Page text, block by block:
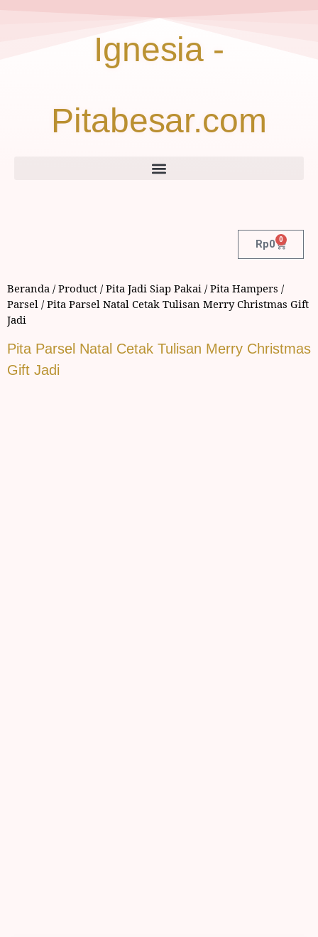
Ignesia -
Pitabesar.com
Rp0 0
Beranda /Product /Pita Jadi Siap Pakai /Pita Hampers /
Parsel / Pita Parsel Natal Cetak Tulisan Merry Christmas Gift
Jadi
Pita Parsel Natal Cetak Tulisan Merry Christmas
Gift Jadi